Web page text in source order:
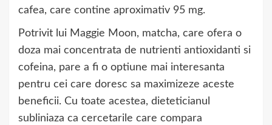
cafea, care contine aproximativ 95 mg.
Potrivit lui Maggie Moon, matcha, care ofera o
doza mai concentrata de nutrienti antioxidanti si
cofeina, pare a fi o optiune mai interesanta
pentru cei care doresc sa maximizeze aceste
beneficii. Cu toate acestea, dieteticianul
subliniaza ca cercetarile care compara